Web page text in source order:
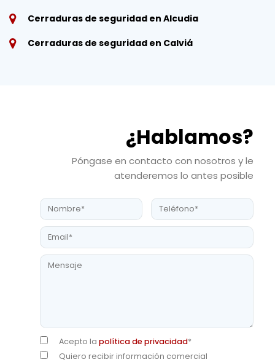
Cerraduras de seguridad en Alcudia
Cerraduras de seguridad en Calviá​​
¿Hablamos?
Póngase en contacto con nosotros y le
atenderemos lo antes posible
Acepto la política de privacidad*
Quiero recibir información comercial